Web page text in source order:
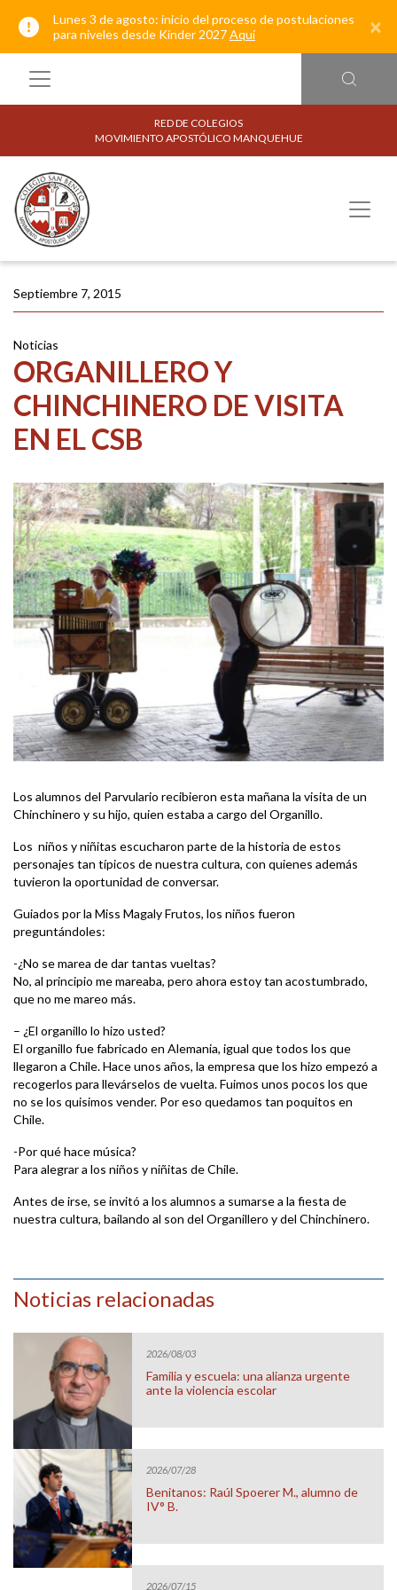
Lunes 3 de agosto: inicio del proceso de postulaciones
para niveles desde Kínder 2027Aquí ×
RED DE COLEGIOS
MOVIMIENTO APOSTÓLICO MANQUEHUE
Septiembre 7, 2015
Noticias
ORGANILLERO Y
CHINCHINERO DE VISITA
EN EL CSB
Los alumnos del Parvulario recibieron esta mañana la visita de un
Chinchinero y su hijo, quien estaba a cargo del Organillo.
Los niños y niñitas escucharon parte de la historia de estos
personajes tan típicos de nuestra cultura, con quienes además
tuvieron la oportunidad de conversar.
Guiados por la Miss Magaly Frutos, los niños fueron
preguntándoles:
-¿No se marea de dar tantas vueltas?
No, al principio me mareaba, pero ahora estoy tan acostumbrado,
que no me mareo más.
– ¿El organillo lo hizo usted?
El organillo fue fabricado en Alemania, igual que todos los que
llegaron a Chile. Hace unos años, la empresa que los hizo empezó a
recogerlos para llevárselos de vuelta. Fuimos unos pocos los que
no se los quisimos vender. Por eso quedamos tan poquitos en
Chile.
-Por qué hace música?
Para alegrar a los niños y niñitas de Chile.
Antes de irse, se invitó a los alumnos a sumarse a la fiesta de
nuestra cultura, bailando al son del Organillero y del Chinchinero.
Noticias relacionadas
2026/08/03
Familia y escuela: una alianza urgente
ante la violencia escolar
2026/07/28
Benitanos: Raúl Spoerer M., alumno de
IV° B.
2026/07/15